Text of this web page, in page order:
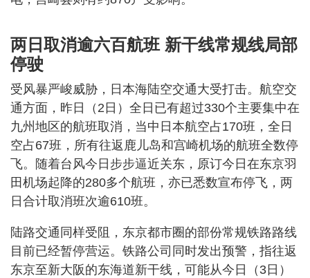
两日取消逾六百航班 新干线常规线局部
停驶
受风暴严峻威胁，日本海陆空交通大受打击。航空交
通方面，昨日（2日）全日已有超过330个主要集中在
九州地区的航班取消，当中日本航空占170班，全日
空占67班，所有往返鹿儿岛和宫崎机场的航班全数停
飞。随着台风今日步步逼近关东，原订今日在东京羽
田机场起降的280多个航班，亦已悉数宣布停飞，两
日合计取消班次逾610班。
陆路交通同样受阻，东京都市圈的部份常规铁路路线
目前已经暂停营运。铁路公司同时发出预警，指往返
东京至新大阪的东海道新干线，可能从今日（3日）